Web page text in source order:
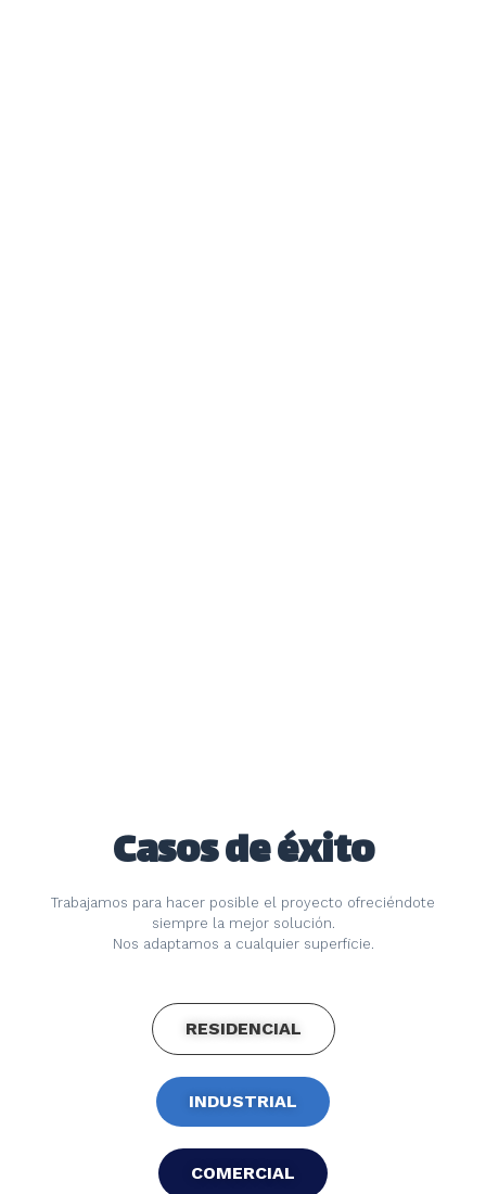
Casos de éxito
Trabajamos para hacer posible el proyecto ofreciéndote
siempre la mejor solución.
Nos adaptamos a cualquier superficie.
RESIDENCIAL
INDUSTRIAL
COMERCIAL